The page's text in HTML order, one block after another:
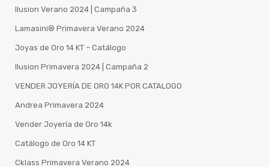
Ilusion Verano 2024 | Campaña 3
Lamasini®️ Primavera Verano 2024
Joyas de Oro 14 KT – Catálogo
Ilusion Primavera 2024 | Campaña 2
VENDER JOYERÍA DE ORO 14K POR CATALOGO
Andrea Primavera 2024
Vender Joyería de Oro 14k
Catálogo de Oro 14 KT
Cklass Primavera Verano 2024